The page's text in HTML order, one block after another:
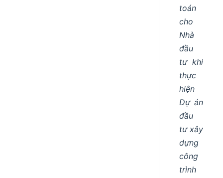
toán
cho
Nhà
đầu
tư khi
thực
hiện
Dự án
đầu
tư xây
dựng
công
trình